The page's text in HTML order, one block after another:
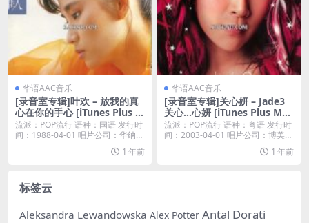
华语AAC音乐
[录音室专辑]叶欢 – 放我的真
心在你的手心 [iTunes Plus M
4A]
流派：POP流行 语种：国语 发行时
间：1988-04-01 唱片公司：华纳唱
1 年前
华语AAC音乐
[录音室专辑]关心妍 – Jade3
关心…心妍 [iTunes Plus M4
A]
流派：POP流行 语种：粤语 发行时
间：2003-04-01 唱片公司：博美唱
1 年前
标签云
Aleksandra Lewandowska Alex Potter Antal Dorati